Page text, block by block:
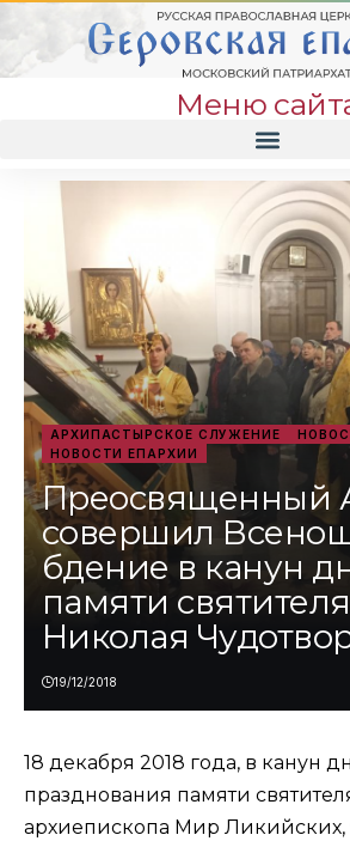
Меню
АРХИПАСТЫРСКОЕ СЛУЖЕНИЕ
НОВОСТИ ЕПАРХИИ
Преосвященный
совершил
бдение в канун
памяти святителя
Николая
19/12/2018
18 декабря 2018 года, в канун
празднования памяти
архиепископа Мир Ликийских,